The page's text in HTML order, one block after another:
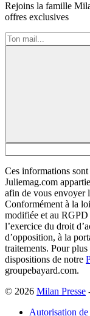
Rejoins la famille
offres exclusives
Ces informations
Juliemag.com
afin de vous envoyer
Conformément à la
modifiée et au
l’exercice du droit
d’opposition, à la
traitements. Pour
dispositions de notre
groupebayard.com.
© 2026 Milan Presse
Autorisation